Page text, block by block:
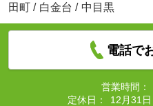
田町 / 白金台 / 中目黒
電話で
営業時間：
定休日：
12月31